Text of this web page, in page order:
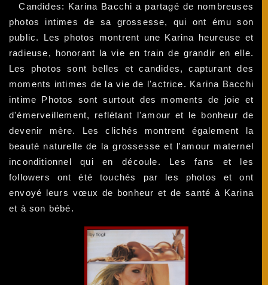
Candides: Karina Bacchi a partagé de nombreuses
photos intimes de sa grossesse, qui ont ému son
public. Les photos montrent une Karina heureuse et
radieuse, honorant la vie en train de grandir en elle.
Les photos sont belles et candides, capturant des
moments intimes de la vie de l'actrice. Karina Bacchi
intime Photos sont surtout des moments de joie et
d'émerveillement, reflétant l'amour et le bonheur de
devenir mère. Les clichés montrent également la
beauté naturelle de la grossesse et l'amour maternel
inconditionnel qui en découle. Les fans et les
followers ont été touchés par les photos et ont
envoyé leurs vœux de bonheur et de santé à Karina
et à son bébé.